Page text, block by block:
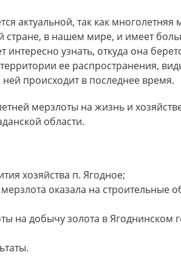
актуальной, так как многолетняя
стране, в нашем мире, и имеет
узнать, откуда она
ее распространения,
происходит в последнее время.
мерзлоты на жизнь и
области.
хозяйства п. Ягодное;
оказала на строительные
на добычу золота в Ягоднинском